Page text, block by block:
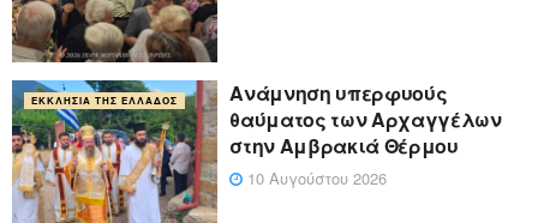
ΕΚΚΛΗΣΊΑ ΤΗΣ ΕΛΛΆΔΟΣ
Ανάμνηση υπερφυούς
θαύματος των Αρχαγγέλων
στην Αμβρακιά Θέρμου
10 Αυγούστου 2026